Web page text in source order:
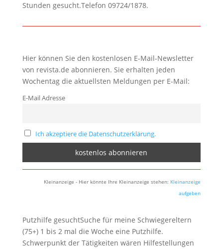
Stunden gesucht.Telefon 09724/1878.
Hier können Sie den kostenlosen E-Mail-Newsletter
von revista.de abonnieren. Sie erhalten jeden
Wochentag die aktuellsten Meldungen per E-Mail:
E-Mail Adresse
Ich akzeptiere die Datenschutzerklärung.
Kleinanzeige - Hier könnte Ihre Kleinanzeige stehen: Kleinanzeige
aufgeben
Putzhilfe gesuchtSuche für meine Schwiegereltern
(75+) 1 bis 2 mal die Woche eine Putzhilfe.
Schwerpunkt der Tätigkeiten wären Hilfestellungen